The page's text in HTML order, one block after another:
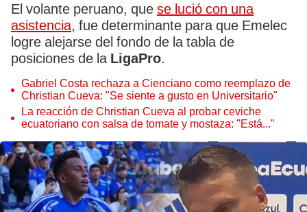
El volante peruano, que se lució con una
asistencia, fue determinante para que Emelec
logre alejarse del fondo de la tabla de
posiciones de la LigaPro.
Gabriel Costa rechaza a Cienciano como reemplazo de
Christian Cueva: "Se siente a gusto en Universitario"
La reacción de Christian Cueva al probar ceviche
ecuatoriano con salsa de tomate y mostaza: "Está..."